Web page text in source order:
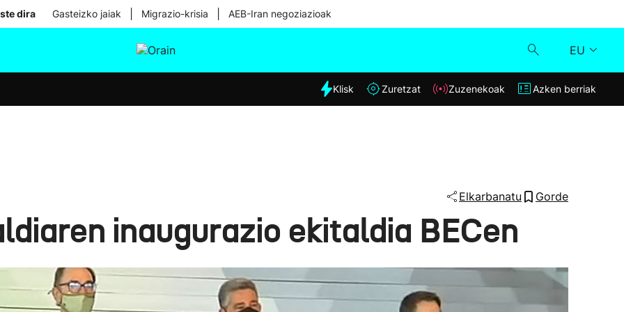
dira Gasteizko jaiak Migrazio-krisia AEB-Iran negoziazioak
EU
Eguraldia
Klisk
Klisk Zuretzat Zuzenekoak Azken berriak
Elkarbanatu Gorde
inaugurazio ekitaldia BECen